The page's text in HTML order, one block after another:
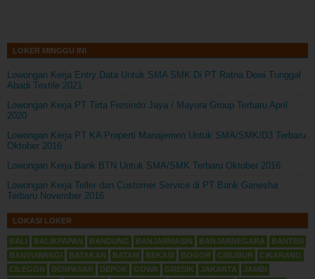
LOKER MINGGU INI
Lowongan Kerja Entry Data Untuk SMA SMK Di PT Ratna Dewi Tunggal
Abadi Textile 2021
Lowongan Kerja PT Tirta Fresindo Jaya / Mayora Group Terbaru April
2020
Lowongan Kerja PT KA Properti Manajemen Untuk SMA/SMK/D3 Terbaru
Oktober 2016
Lowongan Kerja Bank BTN Untuk SMA/SMK Terbaru Oktober 2016
Lowongan Kerja Teller dan Customer Service di PT Bank Ganesha
Terbaru November 2016
LOKASI LOKER
BALI BALIKPAPAN BANDUNG BANJARMASIN BANJARNEGARA
BANTEN
BANYUWANGI
BATAKAN BATAM BEKASI BOGOR CIBUBUR
CIKARANG
CILEGON
DENPASAR DEPOK GOWA GRESIK JAKARTA JAMBI